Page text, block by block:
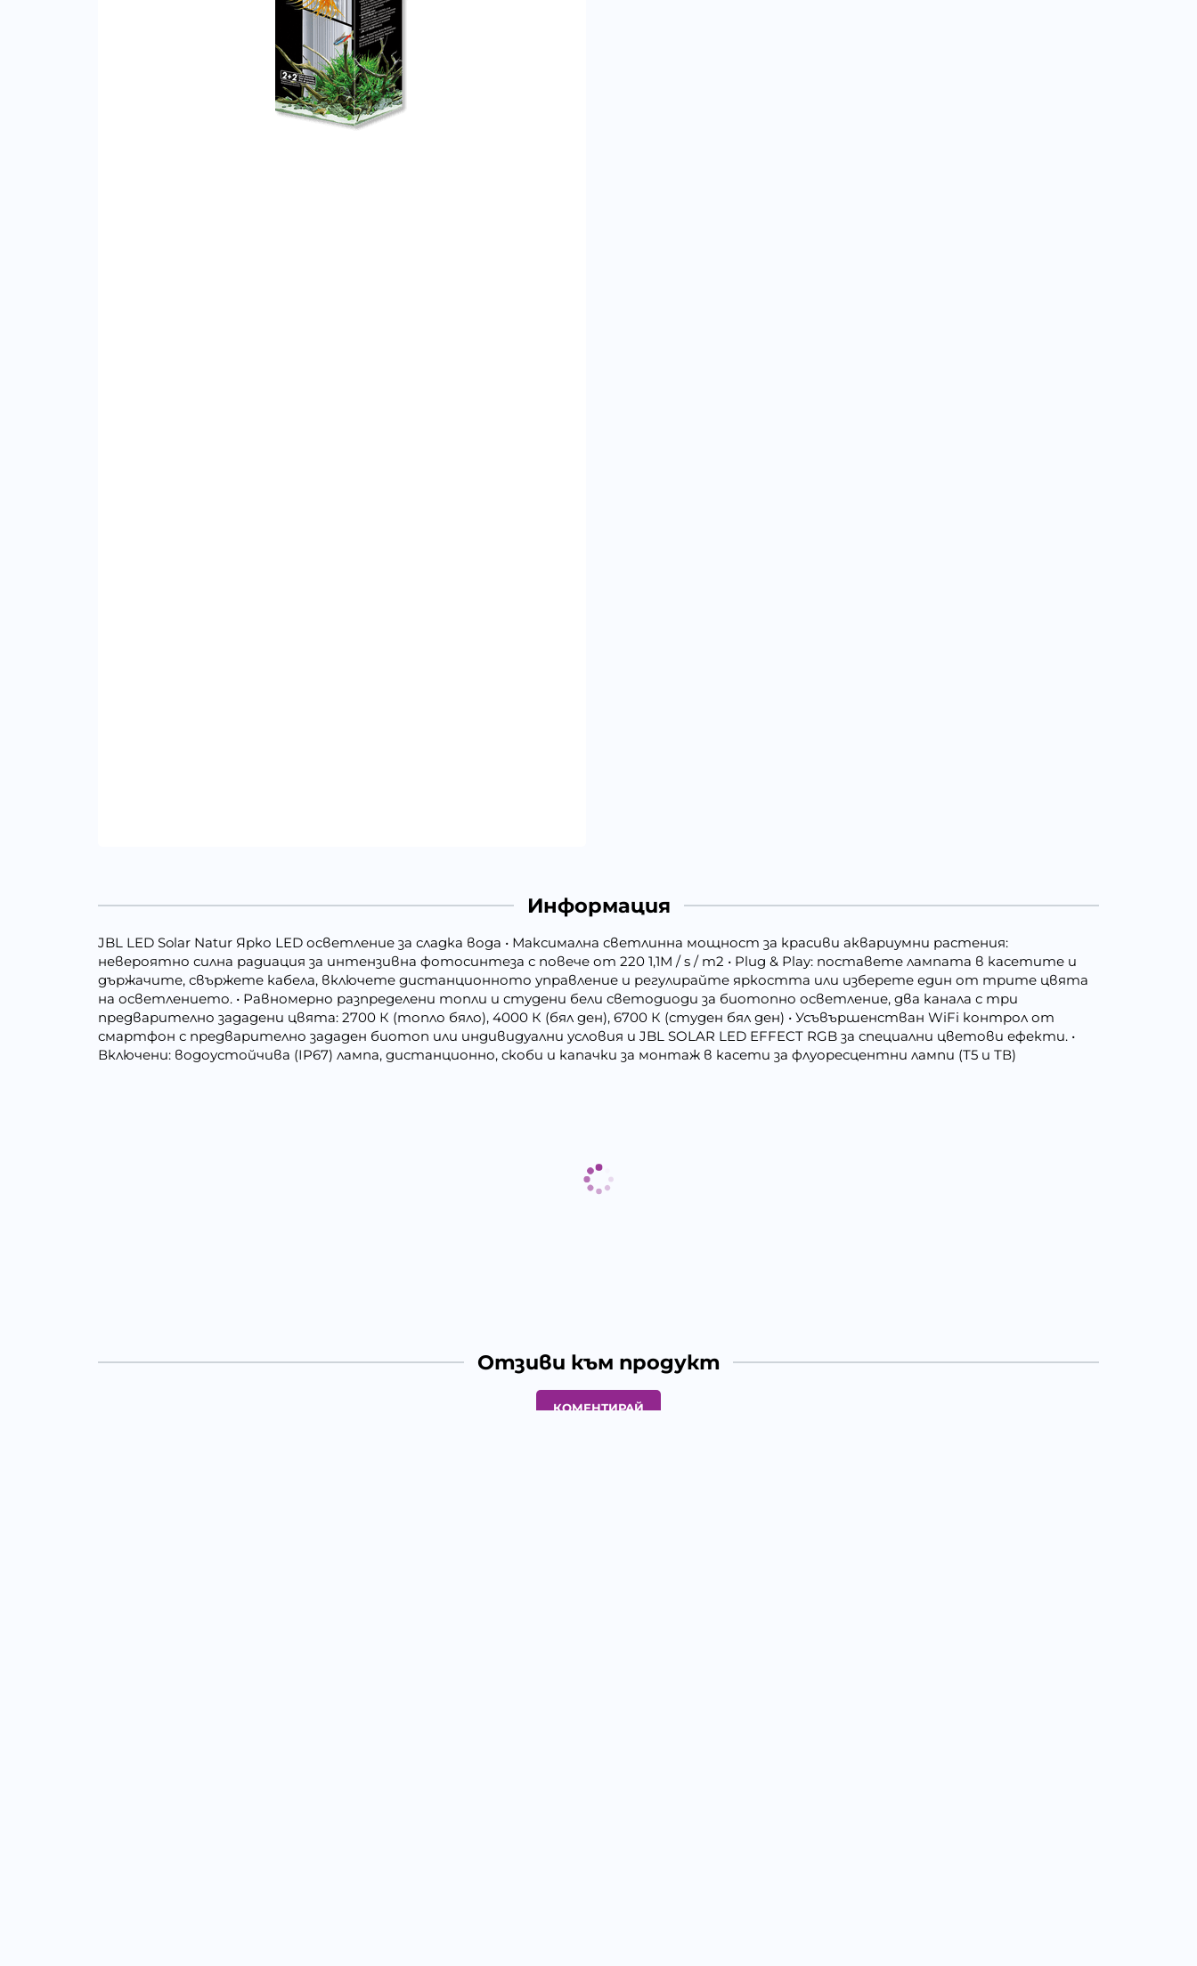
Информация
JBL LED Solar Natur Ярко LED осветление за сладка вода • Максимална светлинна мощност за красиви аквариумни растения:
невероятно силна радиация за интензивна фотосинтеза с повече от 220 1,1М / s / m2 • Plug & Play: поставете лампата в касетите и
държачите, свържете кабела, включете дистанционното управление и регулирайте яркостта или изберете един от трите цвята
на осветлението. • Равномерно разпределени топли и студени бели светодиоди за биотопно осветление, два канала с три
предварително зададени цвята: 2700 К (топло бяло), 4000 К (бял ден), 6700 К (студен бял ден) • Усъвършенстван WiFi контрол от
смартфон с предварително зададен биотоп или индивидуални условия и JBL SOLAR LED EFFECT RGB за специални цветови ефекти. •
Включени: водоустойчива (IP67) лампа, дистанционно, скоби и капачки за монтаж в касети за флуоресцентни лампи (Т5 и ТВ)
Отзиви към продукт
КОМЕНТИРАЙ